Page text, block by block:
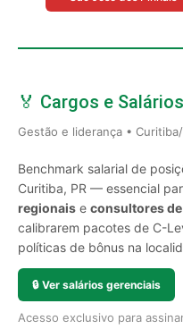
🏅 Cargos e
Gestão e liderança • Curitiba/
Benchmark salarial de
Curitiba, PR — essencial
regionais e consultores
calibrarem pacotes de C-
políticas de bônus na
🔒 Ver salários gerenciais
Acesso exclusivo para